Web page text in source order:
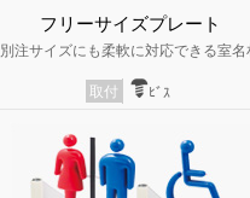
フリーサイズプレート
別注サイズにも柔軟に対応できる室名
取付 ﾋﾞｽ